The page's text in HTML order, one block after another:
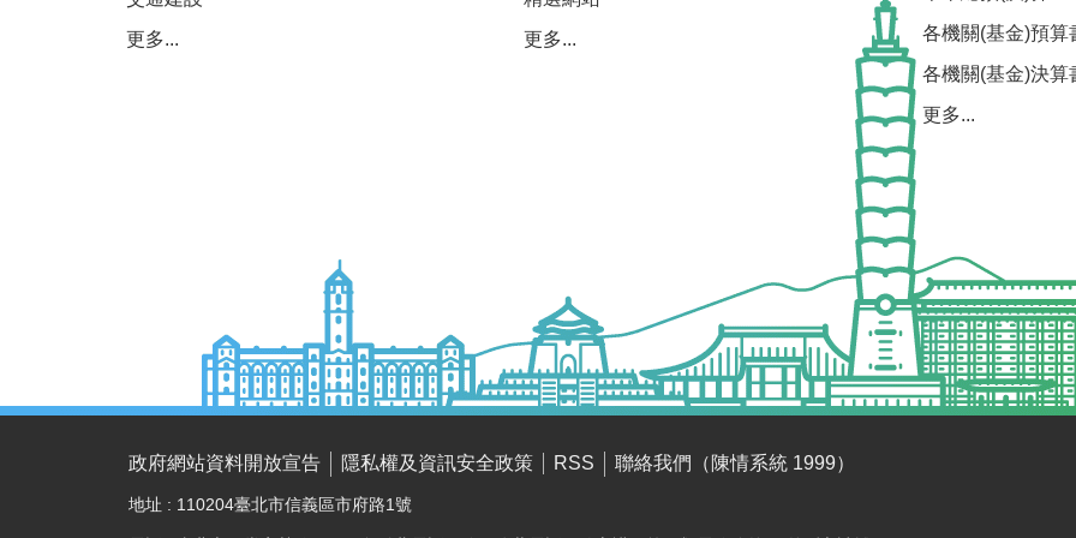
更多...
更多...
各機關(基金)預算
各機關(基金)決算
更多...
政府網站資料開放宣告 隱私權及資訊安全政策 RSS 聯絡我們（陳情系統 1999）
地址 : 110204臺北市信義區市府路1號